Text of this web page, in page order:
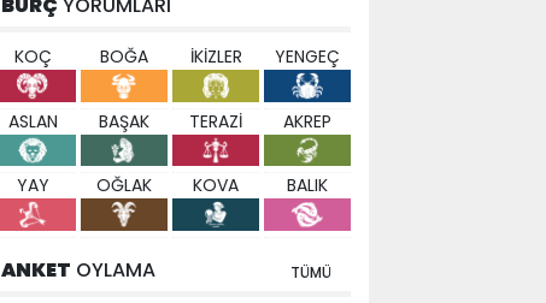
KOÇ BOĞA İKİZLER YENGEÇ
ASLAN BAŞAK TERAZİ AKREP
YAY OĞLAK KOVA BALIK
ANKET OYLAMA TÜMÜ